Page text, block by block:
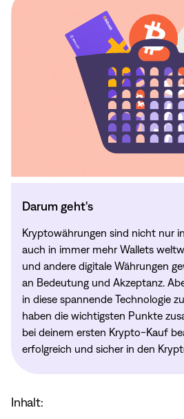
Inhalt:
Darum geht's
Kryptowährungen sind nicht nur
auch in immer mehr Wallets
und andere digitale Währungen
an Bedeutung und Akzeptanz.
in diese spannende Technologie
haben die wichtigsten Punkte
bei deinem ersten Krypto-Kauf
erfolgreich und sicher in den